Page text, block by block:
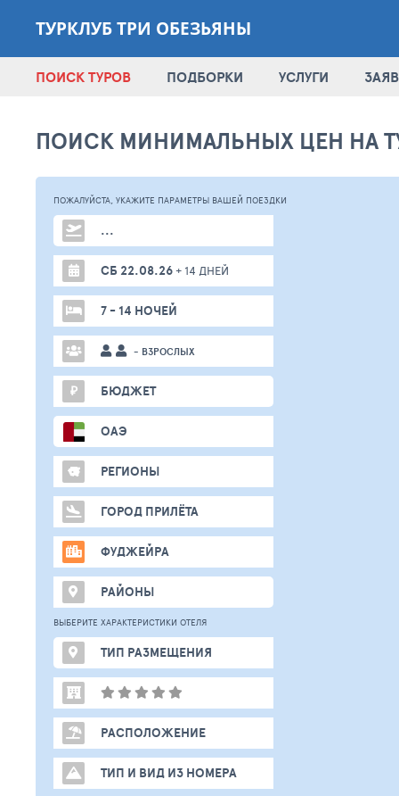
ТУРКЛУБ ТРИ ОБЕЗЬЯНЫ
ПОИСК ТУРОВ ПОДБОРКИ УСЛУГИ
ПОИСК МИНИМАЛЬНЫХ ЦЕН НА
ПОЖАЛУЙСТА, УКАЖИТЕ ПАРАМЕТРЫ ВАШЕЙ ПОЕЗДКИ
...
СБ 22.08.26+ 14 ДНЕЙ
7 - 14 НОЧЕЙ
- ВЗРОСЛЫХ
₽ БЮДЖЕТ
ОАЭ
РЕГИОНЫ
ГОРОД ПРИЛЁТА
ФУДЖЕЙРА
РАЙОНЫ
ВЫБЕРИТЕ ХАРАКТЕРИСТИКИ ОТЕЛЯ
ТИП РАЗМЕЩЕНИЯ
РАСПОЛОЖЕНИЕ
ТИП И ВИД ИЗ НОМЕРА